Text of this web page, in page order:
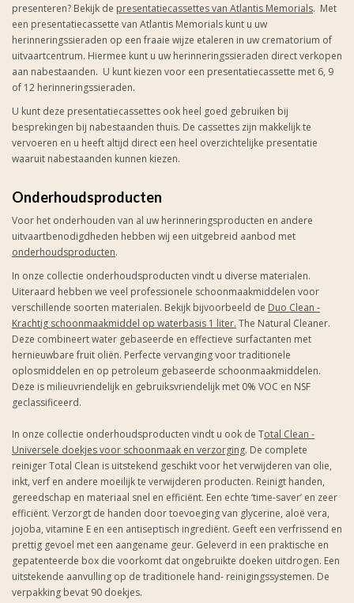
presenteren? Bekijk de presentatiecassettes van Atlantis Memorials. Met
een presentatiecassette van Atlantis Memorials kunt u uw
herinneringssieraden op een fraaie wijze etaleren in uw crematorium of
uitvaartcentrum. Hiermee kunt u uw herinneringssieraden direct verkopen
aan nabestaanden. U kunt kiezen voor een presentatiecassette met 6, 9
of 12 herinneringssieraden.
U kunt deze presentatiecassettes ook heel goed gebruiken bij
besprekingen bij nabestaanden thuis. De cassettes zijn makkelijk te
vervoeren en u heeft altijd direct een heel overzichtelijke presentatie
waaruit nabestaanden kunnen kiezen.
Onderhoudsproducten
Voor het onderhouden van al uw herinneringsproducten en andere
uitvaartbenodigdheden hebben wij een uitgebreid aanbod met
onderhoudsproducten.
In onze collectie onderhoudsproducten vindt u diverse materialen.
Uiteraard hebben we veel professionele schoonmaakmiddelen voor
verschillende soorten materialen. Bekijk bijvoorbeeld de Duo Clean -
Krachtig schoonmaakmiddel op waterbasis 1 liter. The Natural Cleaner.
Deze combineert water gebaseerde en effectieve surfactanten met
hernieuwbare fruit oliën. Perfecte vervanging voor traditionele
oplosmiddelen en op petroleum gebaseerde schoonmaakmiddelen.
Deze is milieuvriendelijk en gebruiksvriendelijk met 0% VOC en NSF
geclassificeerd.
In onze collectie onderhoudsproducten vindt u ook de Total Clean -
Universele doekjes voor schoonmaak en verzorging. De complete
reiniger Total Clean is uitstekend geschikt voor het verwijderen van olie,
inkt, verf en andere moeilijk te verwijderen producten. Reinigt handen,
gereedschap en materiaal snel en efficiënt. Een echte ‘time-saver’ en zeer
efficiënt. Verzorgt de handen door toevoeging van glycerine, aloë vera,
jojoba, vitamine E en een antiseptisch ingrediënt. Geeft een verfrissend en
prettig gevoel met een aangename geur. Geleverd in een praktische en
gepatenteerde box die voorkomt dat ongebruikte doeken uitdrogen. Een
uitstekende aanvulling op de traditionele hand- reinigingssystemen. De
verpakking bevat 90 doekjes.